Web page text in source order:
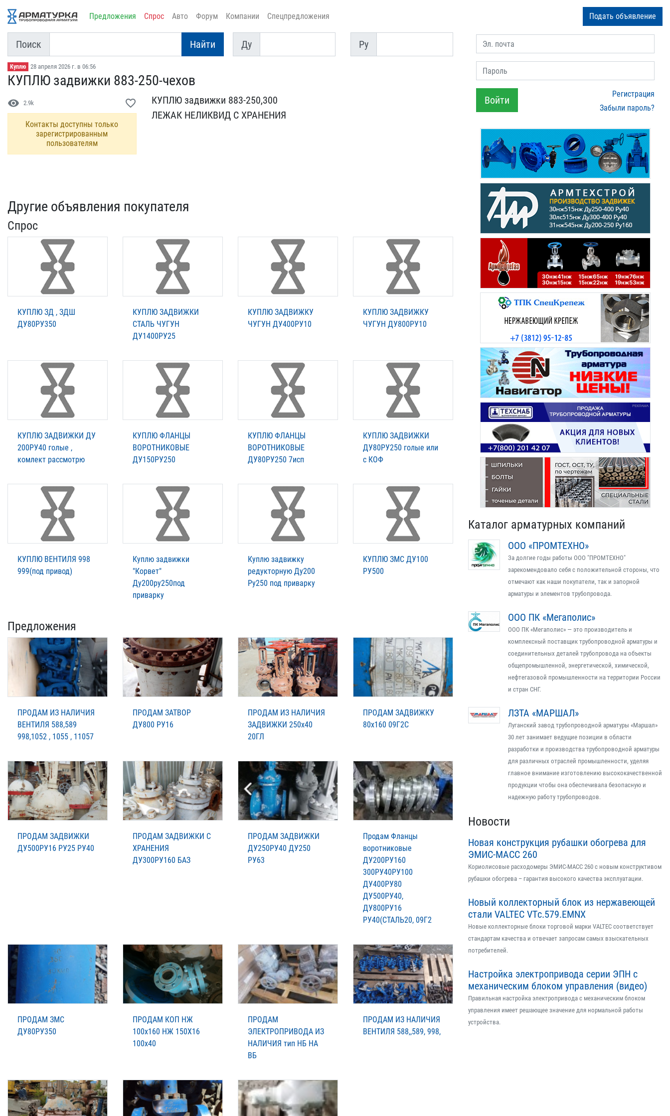
Предложения Спрос Авто Форум Компании Спецпредложения Подать объявление
Поиск Найти
Ду
Ду
Py
Py
Куплю 28 апреля 2026 г. в 06:56
КУПЛЮ задвижки 883-250-ч​ехов
visibility 2.9k favorite_border
Контакты доступны только
зарегистрированным
пользователям
КУПЛЮ задвижки 883-250,3​00
ЛЕЖАК НЕЛИКВИД С ХРАН​ЕНИЯ
Другие объявления покупателя
Спрос
КУПЛЮ ЗД , ЗДШ
ДУ80РУ350
КУПЛЮ ЗАДВИЖКИ
СТАЛЬ ЧУГУН
ДУ1400РУ25
КУПЛЮ ЗАДВИЖКУ
ЧУГУН ДУ400РУ10
КУПЛЮ ЗАДВИЖКУ
ЧУГУН ДУ800РУ10
КУПЛЮ ЗАДВИЖКИ ДУ
200РУ40 голые ,
комлект рассмотрю
КУПЛЮ ФЛАНЦЫ
ВОРОТНИКОВЫЕ
ДУ150РУ250
КУПЛЮ ФЛАНЦЫ
ВОРОТНИКОВЫЕ
ДУ80РУ250 7исп
КУПЛЮ ЗАДВИЖКИ
ДУ80РУ250 голые или
с КОФ
КУПЛЮ ВЕНТИЛЯ 998
999(под привод)
Куплю задвижки
"Корвет"
Ду200ру250под
приварку
Куплю задвижку
редукторную Ду200
Ру250 под приварку
КУПЛЮ ЗМС ДУ100
РУ500
Предложения
ПРОДАМ ИЗ НАЛИЧИЯ
ВЕНТИЛЯ 588,589
998,1052 , 1055 , 11057
ПРОДАМ ЗАТВОР
ДУ800 РУ16
ПРОДАМ ИЗ НАЛИЧИЯ
ЗАДВИЖКИ 250х40
20ГЛ
ПРОДАМ ЗАДВИЖКУ
80х160 09Г2С
ПРОДАМ ЗАДВИЖКИ
ДУ500РУ16 РУ25 РУ40
ПРОДАМ ЗАДВИЖКИ С
ХРАНЕНИЯ
ДУ300РУ160 БАЗ
ПРОДАМ ЗАДВИЖКИ
ДУ250РУ40 ДУ250
РУ63
Продам Фланцы
воротниковые
ДУ200РУ160
300РУ40РУ100
ДУ400РУ80
ДУ500РУ40,
ДУ800РУ16
РУ40(СТАЛЬ20, 09Г2
ПРОДАМ ЗМС
ДУ80РУ350
ПРОДАМ КОП НЖ
100х160 НЖ 150Х16
100х40
ПРОДАМ
ЭЛЕКТРОПРИВОДА ИЗ
НАЛИЧИЯ тип НБ НА
ВБ
ПРОДАМ ИЗ НАЛИЧИЯ
ВЕНТИЛЯ 588,,589, 998,
Эл. почта
Пароль
Войти
Регистрация
Забыли пароль?
Каталог арматурных компаний
ООО «ПРОМТЕХНО»
За долгие годы работы ООО "ПРОМТЕХНО"
зарекомендовало себя с положительной стороны, что
отмечают как наши покупатели, так и запорной
арматуры и элементов трубопровода.
ООО ПК «Мегаполис»
ООО ПК «Мегаполис» — это производитель и
комплексный поставщик трубопроводной арматуры и
соединительных деталей трубопровода на объекты
общепромышленной, энергетической, химической,
нефтегазовой промышленности на территории России
и стран СНГ.
ЛЗТА «МАРШАЛ»
Луганский завод трубопроводной арматуры «Маршал»
30 лет занимает ведущие позиции в области
разработки и производства трубопроводной арматуры
для различных отраслей промышленности, уделяя
главное внимание изготовлению высококачественной
продукции чтобы она обеспечивала безопасную и
надежную работу трубопроводов.
Новости
Новая конструкция рубашки обогрева для
ЭМИС-МАСС 260
Кориолисовые расходомеры ЭМИС-МАСС 260 с новым конструктивом
рубашки обогрева – гарантия высокого качества эксплуатации.
Новый коллекторный блок из нержавеющей
стали VALTEC VTс.579.EMNX
Новые коллекторные блоки торговой марки VALTEC соответствует
стандартам качества и отвечает запросам самых взыскательных
потребителей.
Настройка электропривода серии ЭПН с
механическим блоком управления (видео)
Правильная настройка электропривода с механическим блоком
управления имеет решающее значение для нормальной работы
устройства.